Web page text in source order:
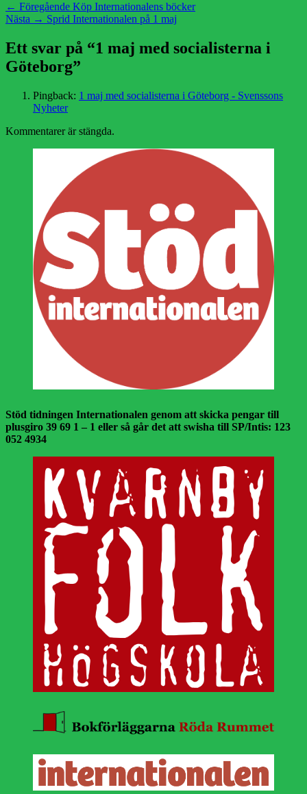
Inläggsnavigering
← Föregående Föregående
inlägg:
Köp Internationalens böcker
Nästa → Nästa
Sprid Internationalen på 1 maj
Ett svar på “1 maj med socialisterna i
Göteborg”
Pingback: 1 maj med socialisterna i Göteborg - Svenssons
Nyheter
Kommentarer är stängda.
Stöd tidningen Internationalen genom att skicka pengar till
plusgiro 39 69 1 – 1 eller så går det att swisha till SP/Intis: 123
052 4934